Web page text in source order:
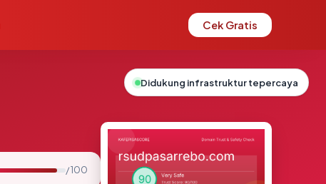
Cek Gratis
/ 100
Didukung infrastruktur tepercaya